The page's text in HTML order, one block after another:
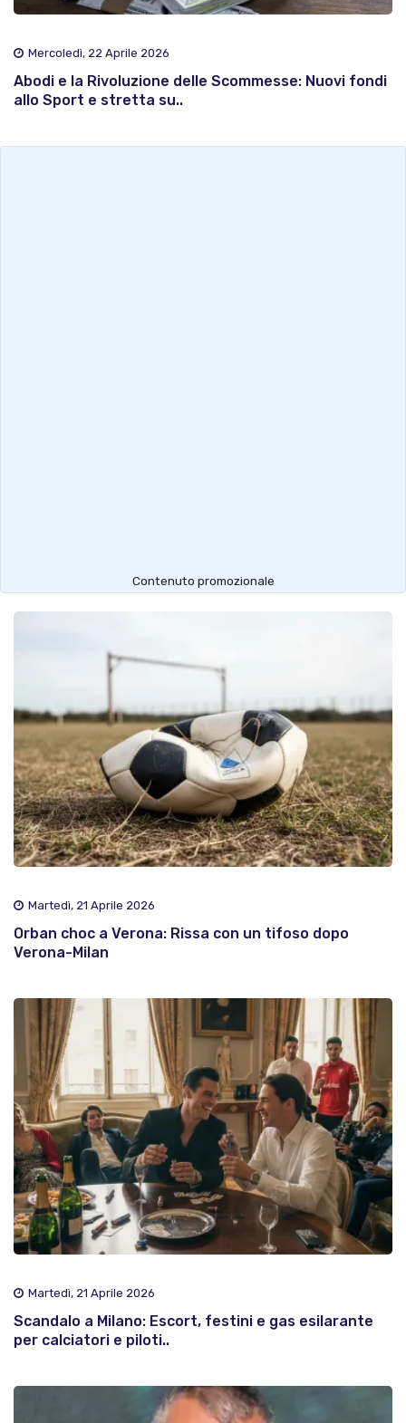
Mercoledì, 22 Aprile 2026
Abodi e la Rivoluzione delle Scommesse: Nuovi fondi
allo Sport e stretta su..
Contenuto promozionale
Martedì, 21 Aprile 2026
Orban choc a Verona: Rissa con un tifoso dopo
Verona-Milan
Martedì, 21 Aprile 2026
Scandalo a Milano: Escort, festini e gas esilarante
per calciatori e piloti..